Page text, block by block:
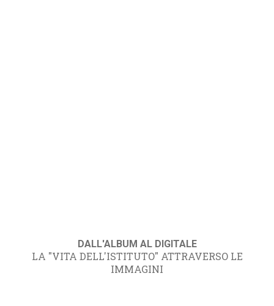
DALL'ALBUM AL DIGITALE
LA "VITA DELL'ISTITUTO" ATTRAVERSO LE
IMMAGINI